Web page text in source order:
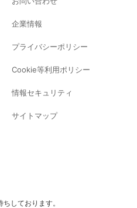
企業情報
プライバシーポリシー
Cookie等利用ポリシー
情報セキュリティ
サイトマップ
しております。